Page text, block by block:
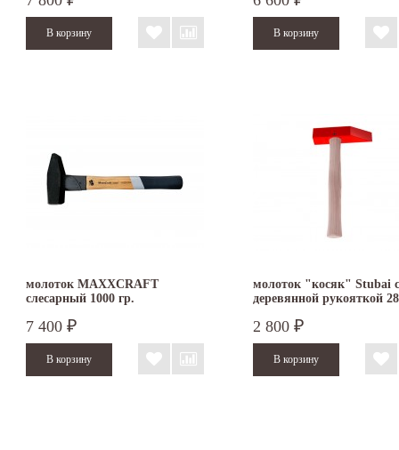
молоток MAXXCRAFT
слесарный 1000 гр.
7 400 ₽
молоток "косяк" Stubai с
деревянной рукояткой
2 800 ₽